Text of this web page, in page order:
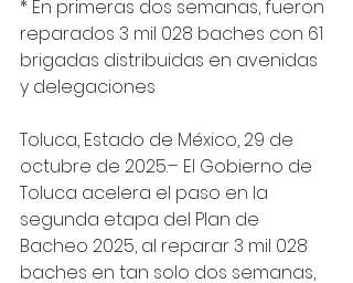
* En primeras dos semanas, fueron
reparados 3 mil 028 baches con 61
brigadas distribuidas en avenidas
y delegaciones
Toluca, Estado de México, 29 de
octubre de 2025.– El Gobierno de
Toluca acelera el paso en la
segunda etapa del Plan de
Bacheo 2025, al reparar 3 mil 028
baches en tan solo dos semanas,